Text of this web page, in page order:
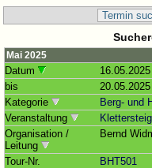
Termin
Mai 2025
Datum
16.05.2025
bis
20.05.2025
Kategorie
Berg- und
Veranstaltung
Organisation /
Leitung
Bernd
Tour-Nr.
BHT501